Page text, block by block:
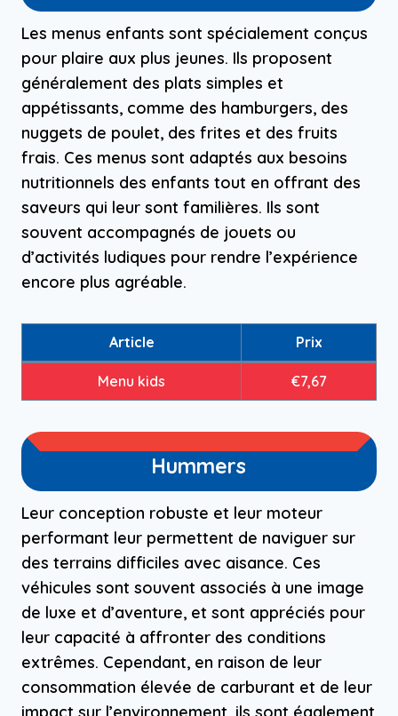
Les menus enfants sont spécialement conçus
pour plaire aux plus jeunes. Ils proposent
généralement des plats simples et
appétissants, comme des hamburgers, des
nuggets de poulet, des frites et des fruits
frais. Ces menus sont adaptés aux besoins
nutritionnels des enfants tout en offrant des
saveurs qui leur sont familières. Ils sont
souvent accompagnés de jouets ou
d’activités ludiques pour rendre l’expérience
encore plus agréable.
Article Prix
Menu kids €7,67
Hummers
Leur conception robuste et leur moteur
performant leur permettent de naviguer sur
des terrains difficiles avec aisance. Ces
véhicules sont souvent associés à une image
de luxe et d’aventure, et sont appréciés pour
leur capacité à affronter des conditions
extrêmes. Cependant, en raison de leur
consommation élevée de carburant et de leur